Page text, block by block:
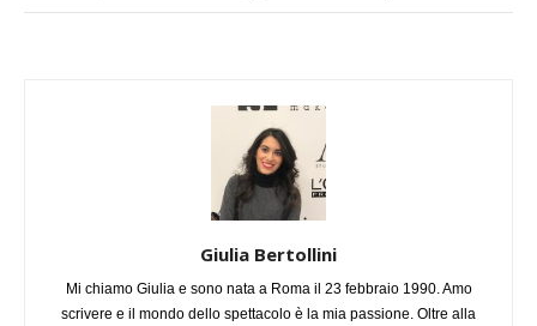
Giulia Bertollini
Mi chiamo Giulia e sono nata a Roma il 23 febbraio 1990. Amo
scrivere e il mondo dello spettacolo è la mia passione. Oltre alla